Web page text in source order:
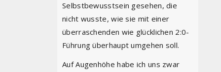
Selbstbewusstsein gesehen, die
nicht wusste, wie sie mit einer
überraschenden wie glücklichen 2:0-
Führung überhaupt umgehen soll.
Auf Augenhöhe habe ich uns zwar